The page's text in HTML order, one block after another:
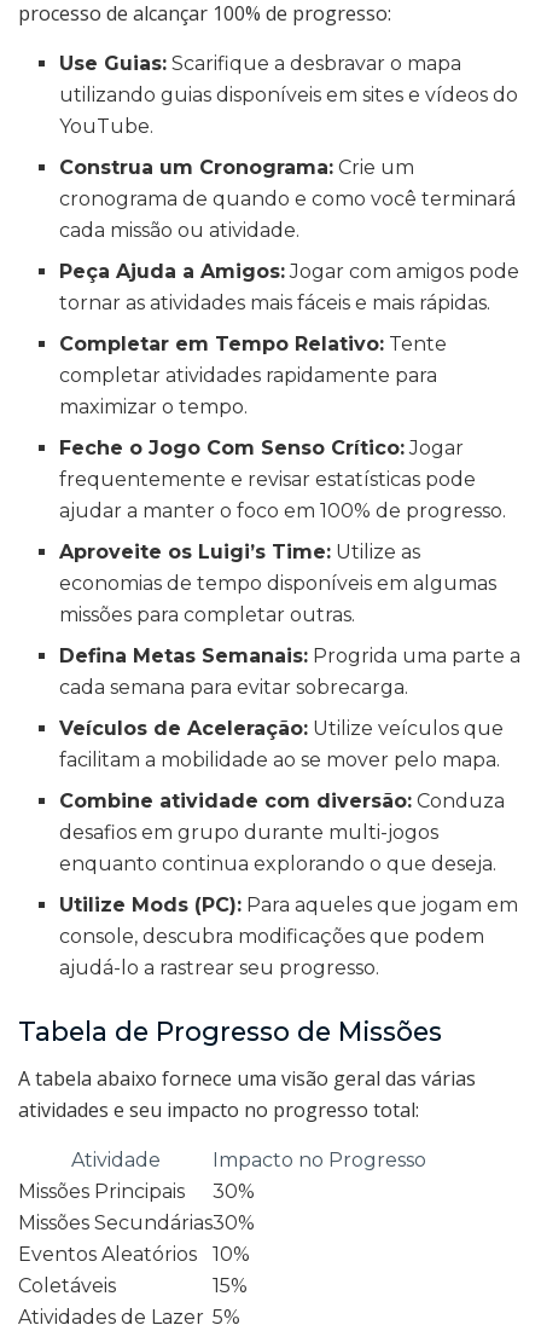
processo de alcançar 100% de progresso:
Use Guias: Scarifique a desbravar o mapa
utilizando guias disponíveis em sites e vídeos do
YouTube.
Construa um Cronograma: Crie um
cronograma de quando e como você terminará
cada missão ou atividade.
Peça Ajuda a Amigos:Jogar com amigos pode
tornar as atividades mais fáceis e mais rápidas.
Completar em Tempo Relativo: Tente
completar atividades rapidamente para
maximizar o tempo.
Feche o Jogo Com Senso Crítico:Jogar
frequentemente e revisar estatísticas pode
ajudar a manter o foco em 100% de progresso.
Aproveite os Luigi’s Time: Utilize as
economias de tempo disponíveis em algumas
missões para completar outras.
Defina Metas Semanais: Progrida uma parte a
cada semana para evitar sobrecarga.
Veículos de Aceleração: Utilize veículos que
facilitam a mobilidade ao se mover pelo mapa.
Combine atividade com diversão: Conduza
desafios em grupo durante multi-jogos
enquanto continua explorando o que deseja.
Utilize Mods (PC): Para aqueles que jogam em
console, descubra modificações que podem
ajudá-lo a rastrear seu progresso.
Tabela de Progresso de Missões
A tabela abaixo fornece uma visão geral das várias
atividades e seu impacto no progresso total:
Atividade
Impacto no Progresso
Missões Principais
30%
Missões Secundárias30%
Eventos Aleatórios
10%
Coletáveis
15%
Atividades de Lazer 5%